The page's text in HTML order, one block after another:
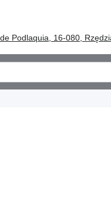
Podlaquia, 16-080,